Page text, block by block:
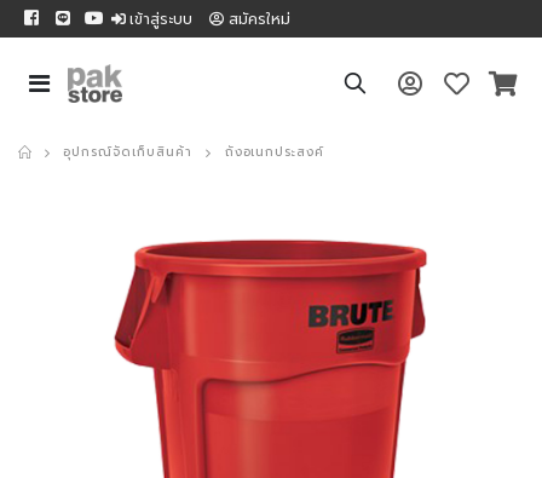
เข้าสู่ระบบ สมัครใหม่
อุปกรณ์จัดเก็บสินค้า ถังอเนกประสงค์